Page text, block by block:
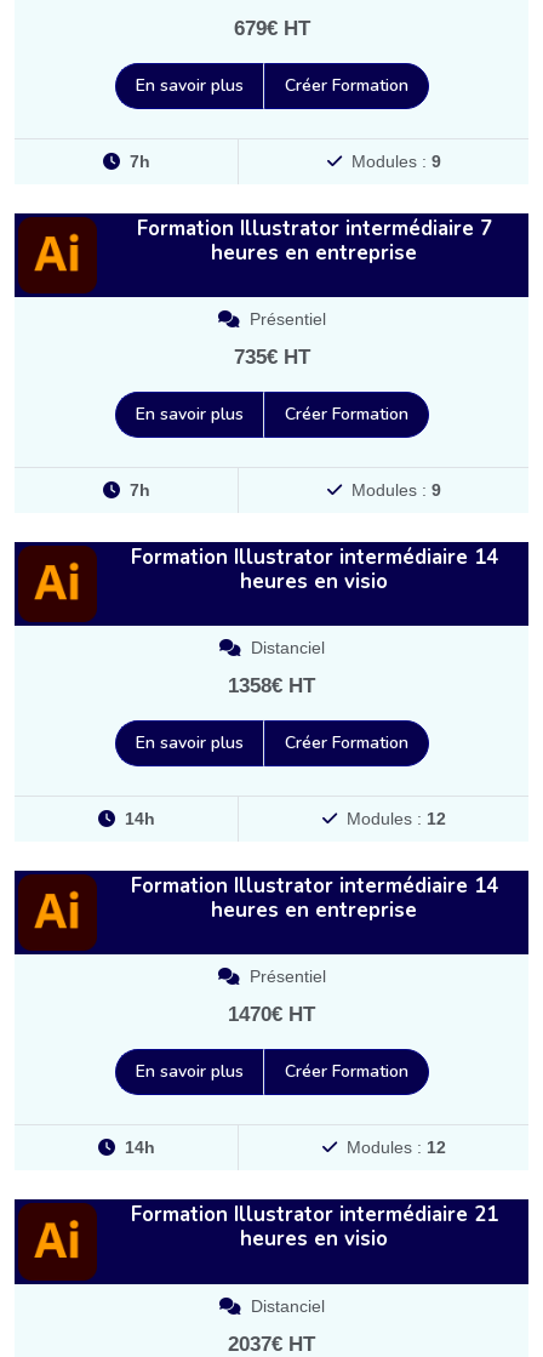
679€ HT
En savoir plus Créer Formation
7h Modules : 9
Formation Illustrator intermédiaire 7
heures en entreprise
Présentiel
735€ HT
En savoir plus Créer Formation
7h Modules : 9
Formation Illustrator intermédiaire 14
heures en visio
Distanciel
1358€ HT
En savoir plus Créer Formation
14h Modules : 12
Formation Illustrator intermédiaire 14
heures en entreprise
Présentiel
1470€ HT
En savoir plus Créer Formation
14h Modules : 12
Formation Illustrator intermédiaire 21
heures en visio
Distanciel
2037€ HT